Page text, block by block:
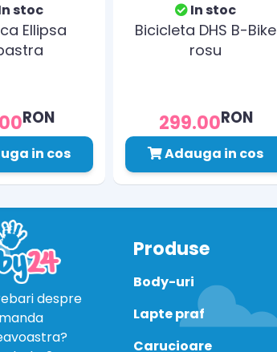
stoc
Ellipsa
RON
in cos
In stoc
Bicicleta DHS B-Bike
rosu
299.00RON
Adauga in cos
despre
Produse
Body-uri
Lapte praf
Carucioare